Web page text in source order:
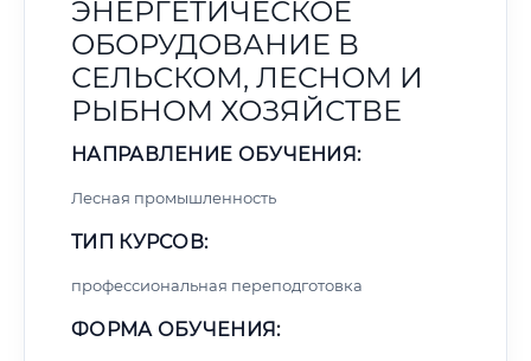
ЭНЕРГЕТИЧЕСКОЕ
ОБОРУДОВАНИЕ В
СЕЛЬСКОМ, ЛЕСНОМ И
РЫБНОМ ХОЗЯЙСТВЕ
НАПРАВЛЕНИЕ ОБУЧЕНИЯ:
Лесная промышленность
ТИП КУРСОВ:
профессиональная переподготовка
ФОРМА ОБУЧЕНИЯ: